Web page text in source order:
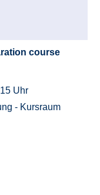
course
Uhr
- Kursraum